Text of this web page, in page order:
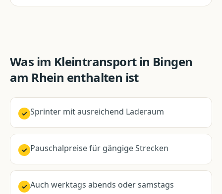
Was im Kleintransportin Bingen
am Rhein enthalten ist
✓ Sprinter mit ausreichend Laderaum
✓ Pauschalpreise für gängige Strecken
✓ Auch werktags abends oder samstags